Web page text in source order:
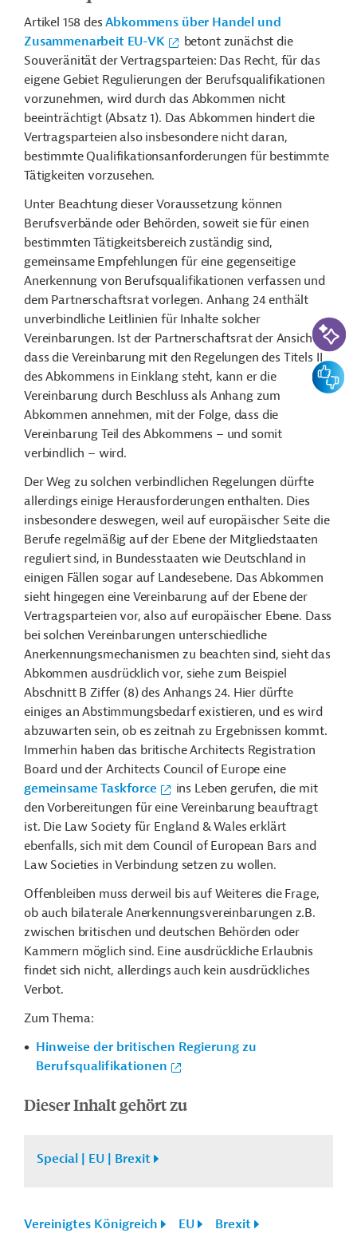
Artikel 158 desAbkommens über Handel und
Zusammenarbeit EU-VK
betont zunächst die
Souveränität der Vertragsparteien: Das Recht, für das
eigene Gebiet Regulierungen der Berufsqualifikationen
vorzunehmen, wird durch das Abkommen nicht
beeinträchtigt (Absatz 1). Das Abkommen hindert die
Vertragsparteien also insbesondere nicht daran,
bestimmte Qualifikationsanforderungen für bestimmte
Tätigkeiten vorzusehen.
Unter Beachtung dieser Voraussetzung können
Berufsverbände oder Behörden, soweit sie für einen
bestimmten Tätigkeitsbereich zuständig sind,
gemeinsame Empfehlungen für eine gegenseitige
Anerkennung von Berufsqualifikationen verfassen und
dem Partnerschaftsrat vorlegen. Anhang 24 enthält
unverbindliche Leitlinien für Inhalte solcher
Vereinbarungen. Ist der Partnerschaftsrat der Ansicht,
dass die Vereinbarung mit den Regelungen des Titels II
des Abkommens in Einklang steht, kann er die
Vereinbarung durch Beschluss als Anhang zum
Abkommen annehmen, mit der Folge, dass die
Vereinbarung Teil des Abkommens – und somit
verbindlich – wird.
Der Weg zu solchen verbindlichen Regelungen dürfte
allerdings einige Herausforderungen enthalten. Dies
insbesondere deswegen, weil auf europäischer Seite die
Berufe regelmäßig auf der Ebene der Mitgliedstaaten
reguliert sind, in Bundesstaaten wie Deutschland in
einigen Fällen sogar auf Landesebene. Das Abkommen
sieht hingegen eine Vereinbarung auf der Ebene der
Vertragsparteien vor, also auf europäischer Ebene. Dass
bei solchen Vereinbarungen unterschiedliche
Anerkennungsmechanismen zu beachten sind, sieht das
Abkommen ausdrücklich vor, siehe zum Beispiel
Abschnitt B Ziffer (8) des Anhangs 24. Hier dürfte
einiges an Abstimmungsbedarf existieren, und es wird
abzuwarten sein, ob es zeitnah zu Ergebnissen kommt.
Immerhin haben das britische Architects Registration
Board und der Architects Council of Europe eine
gemeinsame Taskforce
ins Leben gerufen, die mit
den Vorbereitungen für eine Vereinbarung beauftragt
ist. Die Law Society für England & Wales erklärt
ebenfalls, sich mit dem Council of European Bars and
Law Societies in Verbindung setzen zu wollen.
Offenbleiben muss derweil bis auf Weiteres die Frage,
ob auch bilaterale Anerkennungsvereinbarungen z.B.
zwischen britischen und deutschen Behörden oder
Kammern möglich sind. Eine ausdrückliche Erlaubnis
findet sich nicht, allerdings auch kein ausdrückliches
Verbot.
Zum Thema:
Hinweise der britischen Regierung zu
Berufsqualifikationen
Dieser Inhalt gehört zu
Special | EU | Brexit
Vereinigtes Königreich EU
Brexit
KI-